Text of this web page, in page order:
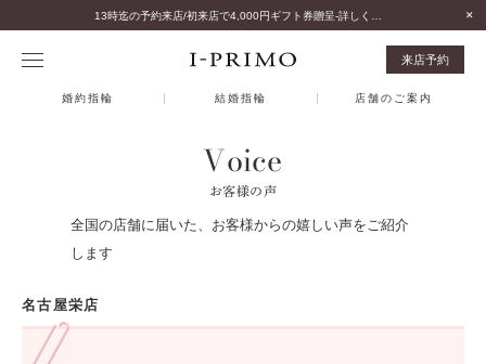
来店予約
婚約指輪 結婚指輪 店舗のご案内
Voice
お客様の声
全国の店舗に届いた、お客様からの嬉しい声をご紹介
します
名古屋栄店